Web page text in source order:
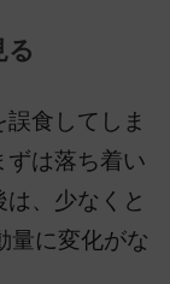
る
食してしま
ずは落ち着い
、少なくと
量に変化がな